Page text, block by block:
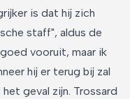
is dat hij zich
staff", aldus de
vooruit, maar ik
hij er terug bij zal
geval zijn. Trossard